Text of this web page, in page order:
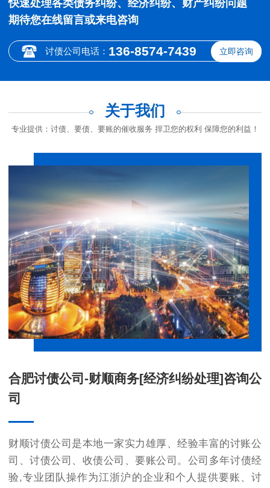
快速处理各类债务纠纷、经济纠纷、财产纠纷问题
期待您在线留言或来电咨询
讨债公司电话： 136-8574-7439 立即咨询
关于我们
专业提供：讨债、要债、要账的催收服务 捍卫您的权利 保障您的利益！
合肥讨债公司-财顺商务[经济纠纷处理]咨询公
司
财顺讨债公司是本地一家实力雄厚、经验丰富的讨账公
司 、讨债公司 、 收债公司 、要账公司 。公司多年讨债经
验,专业团队操作为江浙沪的企业和个人提供要账、讨